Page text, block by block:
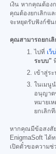
เงิน หากคุณต้อง
คุณต้องยกเลิกแ
จะหยุดรับฟังก์ชัน
คุณสามารถยกเ
ไปที่ เว็
ระบบ"
เข้าสู่ร
ในเมนู
อนุญาต
หมายเ
ยกเลิก
หากคุณมีข้อสงสั
EnigmaSoft ได้
เปิดตั๋วขอความช่